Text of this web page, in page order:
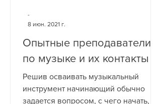
Опытные преподаватели
по музыке и их контакты
Решив осваивать музыкальный
инструмент начинающий обычно
задается вопросом, с чего начать, и
-
8 июн. 2021 г.